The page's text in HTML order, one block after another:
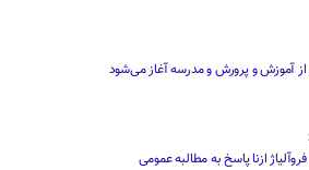
آموزش و پرورش و مدرسه آغاز می‌شود
ازنا پاسخ به مطالبه عمومی